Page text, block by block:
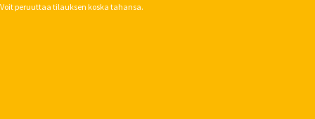
Voit peruuttaa tilauksen koska tahansa.